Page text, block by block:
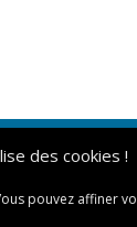
des cookies !
pouvez affiner
NOUS